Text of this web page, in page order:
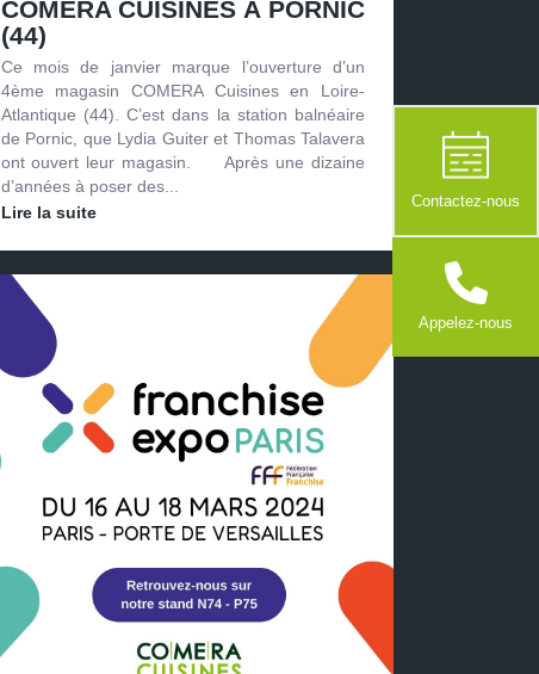
Contactez-nous
Appelez-nous
COMERA CUISINES À PORNIC
(44)
Ce mois de janvier marque l’ouverture d’un
4ème magasin COMERA Cuisines en Loire-
Atlantique (44). C’est dans la station balnéaire
de Pornic, que Lydia Guiter et Thomas Talavera
ont ouvert leur magasin. Après une dizaine
d’années à poser des...
Lire la suite